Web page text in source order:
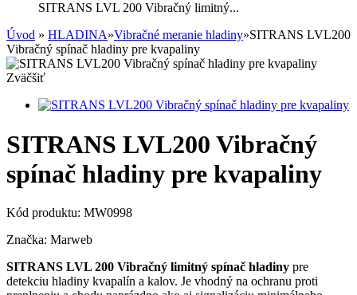
SITRANS LVL 200 Vibračný limitný...
Úvod » HLADINA»Vibračné meranie hladiny»SITRANS LVL200
Vibračný spínač hladiny pre kvapaliny
Zväčšiť
SITRANS LVL200 Vibračný
spínač hladiny pre kvapaliny
Kód produktu: MW0998
Značka: Marweb
SITRANS LVL 200 Vibračný limitný spínač hladiny pre
detekciu hladiny kvapalín a kalov. Je vhodný na ochranu proti